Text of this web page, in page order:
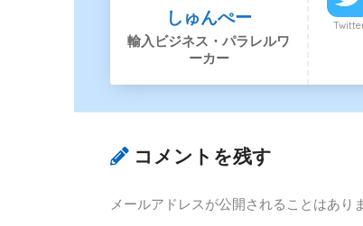
しゅんぺー
輸入ビジネス・パラレルワ
ーカー
コメントを残す
メールアドレスが公開されることはあり